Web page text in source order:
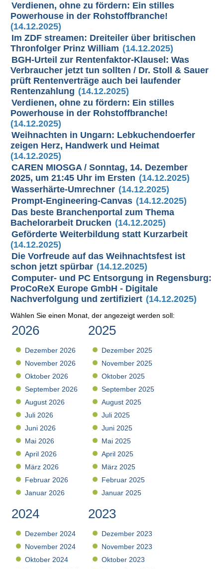
Verdienen, ohne zu fördern: Ein stilles
Powerhouse in der Rohstoffbranche!
(14.12.2025)
Im ZDF streamen: Dreiteiler über britischen
Thronfolger Prinz William (14.12.2025)
BGH-Urteil zur Rentenfaktor-Klausel: Was
Verbraucher jetzt tun sollten / Dr. Stoll & Sauer
prüft Rentenverträge auch bei laufender
Rentenzahlung (14.12.2025)
Verdienen, ohne zu fördern: Ein stilles
Powerhouse in der Rohstoffbranche!
(14.12.2025)
Weihnachten in Ungarn: Lebkuchendoerfer
zeigen Herz, Handwerk und Heimat
(14.12.2025)
CAREN MIOSGA / Sonntag, 14. Dezember
2025, um 21:45 Uhr im Ersten (14.12.2025)
Wasserhärte-Umrechner (14.12.2025)
Prompt-Engineering-Canvas (14.12.2025)
Das beste Branchenportal zum Thema
Bachelorarbeit Drucken (14.12.2025)
Geförderte Weiterbildung statt Kurzarbeit
(14.12.2025)
Die Vorfreude auf das Weihnachtsfest ist
schon jetzt spürbar (14.12.2025)
Computer- und PC Entsorgung in Regensburg:
ProCoReX Europe GmbH - Digitale
Nachverfolgung und zertifiziert (14.12.2025)
Wählen Sie einen Monat, der angezeigt werden soll:
2026
Dezember 2026
November 2026
Oktober 2026
September 2026
August 2026
Juli 2026
Juni 2026
Mai 2026
April 2026
März 2026
Februar 2026
Januar 2026
2025
Dezember 2025
November 2025
Oktober 2025
September 2025
August 2025
Juli 2025
Juni 2025
Mai 2025
April 2025
März 2025
Februar 2025
Januar 2025
2024
Dezember 2024
November 2024
Oktober 2024
2023
Dezember 2023
November 2023
Oktober 2023